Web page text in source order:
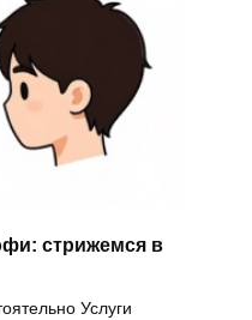
стрижемся в
Услуги